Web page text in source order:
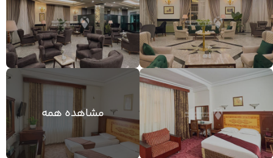
مشاهده همه